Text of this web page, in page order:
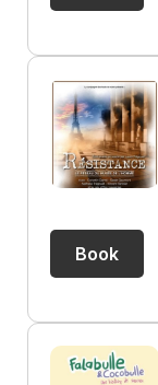
Book